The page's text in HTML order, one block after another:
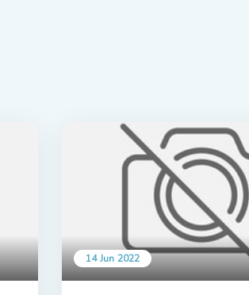
14 Jun 2022